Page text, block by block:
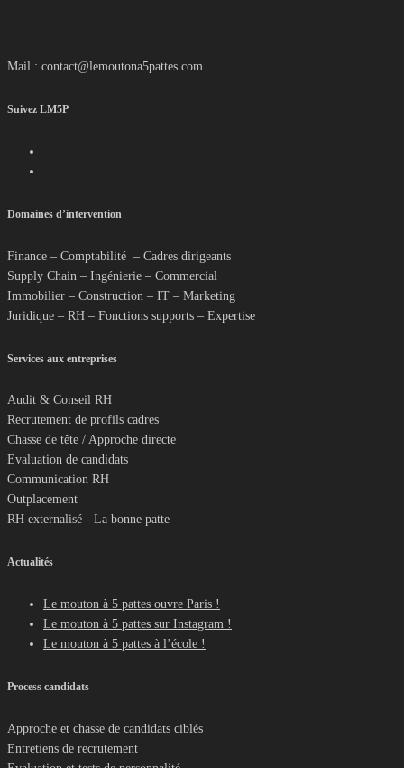
Mail : contact@lemoutona5pattes.com
Suivez LM5P
Domaines d’intervention
Finance – Comptabilité – Cadres dirigeants
Supply Chain – Ingénierie – Commercial
Immobilier – Construction – IT – Marketing
Juridique – RH – Fonctions supports – Expertise
Services aux entreprises
Audit & Conseil RH
Recrutement de profils cadres
Chasse de tête / Approche directe
Evaluation de candidats
Communication RH
Outplacement
RH externalisé - La bonne patte
Actualités
Le mouton à 5 pattes ouvre Paris !
Le mouton à 5 pattes sur Instagram !
Le mouton à 5 pattes à l’école !
Process candidats
Approche et chasse de candidats ciblés
Entretiens de recrutement